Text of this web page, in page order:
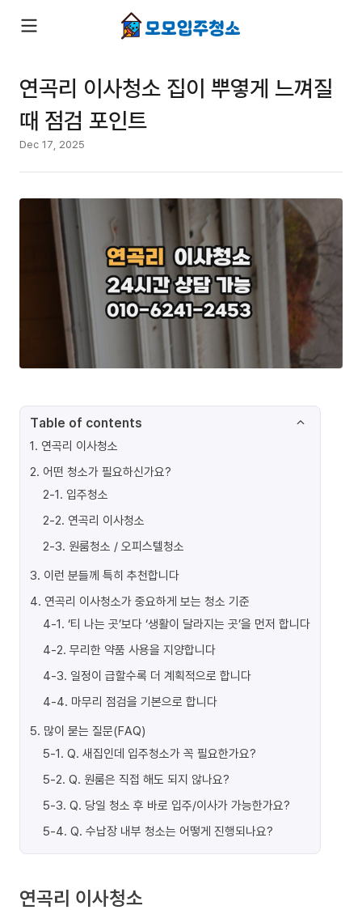
연곡리 이사청소 집이 뿌옇게 느껴질
때 점검 포인트
Dec 17, 2025
Table of contents
1. 연곡리 이사청소
2. 어떤 청소가 필요하신가요?
2-1. 입주청소
2-2. 연곡리 이사청소
2-3. 원룸청소 / 오피스텔청소
3. 이런 분들께 특히 추천합니다
4. 연곡리 이사청소가 중요하게 보는 청소 기준
4-1. ‘티 나는 곳’보다 ‘생활이 달라지는 곳’을 먼저 합니다
4-2. 무리한 약품 사용을 지양합니다
4-3. 일정이 급할수록 더 계획적으로 합니다
4-4. 마무리 점검을 기본으로 합니다
5. 많이 묻는 질문(FAQ)
5-1. Q. 새집인데 입주청소가 꼭 필요한가요?
5-2. Q. 원룸은 직접 해도 되지 않나요?
5-3. Q. 당일 청소 후 바로 입주/이사가 가능한가요?
5-4. Q. 수납장 내부 청소는 어떻게 진행되나요?
연곡리 이사청소